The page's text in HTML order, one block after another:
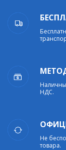
НДС.
Не
товара.